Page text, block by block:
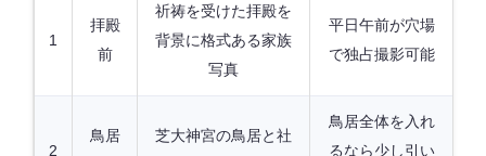
1
拝殿
前
祈祷を受けた拝殿を
背景に格式ある家族
写真
平日午前が穴場
で独占撮影可能
2
鳥居
芝大神宮の鳥居と社
鳥居全体を入れ
るなら少し引い